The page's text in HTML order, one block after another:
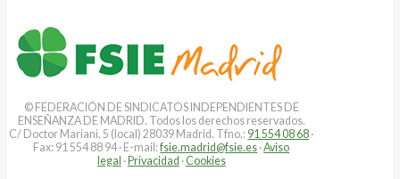
© FEDERACIÓN DE SINDICATOS INDEPENDIENTES DE
ENSEÑANZA DE MADRID. Todos los derechos reservados.
C/ Doctor Mariani, 5 (local) 28039 Madrid. Tfno.: 91 554 08 68 ·
Fax: 91 554 88 94 · E-mail:fsie.madrid@fsie.es ·Aviso
legal ·Privacidad · Cookies